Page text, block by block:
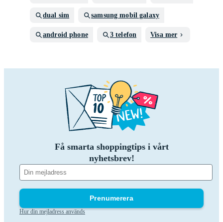
dual sim samsung mobil galaxy
android phone 3 telefon Visa mer
Få smarta shoppingtips i vårt
nyhetsbrev!
Prenumerera
Hur din mejladress används